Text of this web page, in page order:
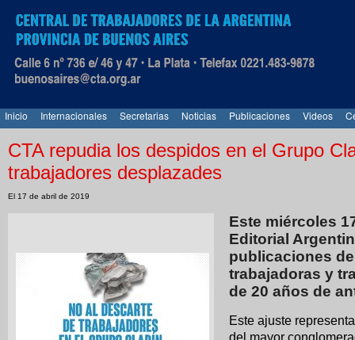
Inicio Internacionales Secretarias Noticias Publicaciones Videos
CTA repudia los despidos en el Grupo
trabajadores desplazades
El 17 de abril de 2019
Este miércoles
Editorial
publicaciones
trabajadoras y
de 20 años de
Este ajuste
del mayor